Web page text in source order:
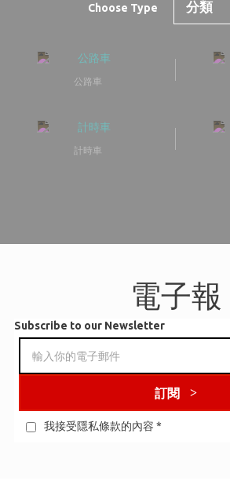
Choose Type
公路車
計時車
電子報
Subscribe to our Newsletter
訂閱
我接受隱私條款的內容 *